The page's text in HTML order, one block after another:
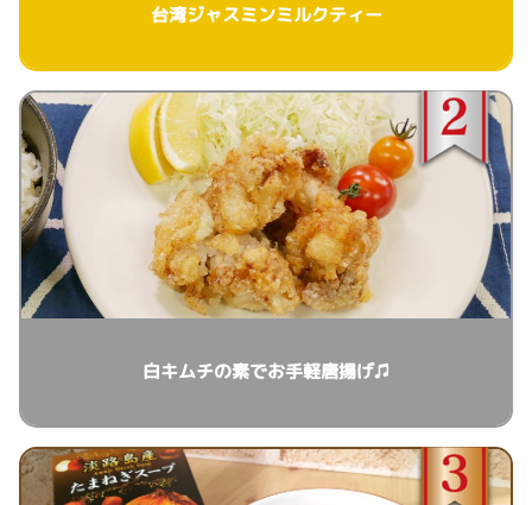
台湾ジャスミンミルクティー
白キムチの素でお手軽唐揚げ♫